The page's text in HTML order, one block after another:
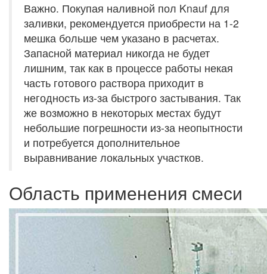
Важно. Покупая наливной пол Knauf для
заливки, рекомендуется приобрести на 1-2
мешка больше чем указано в расчетах.
Запасной материал никогда не будет
лишним, так как в процессе работы некая
часть готового раствора приходит в
негодность из-за быстрого застывания. Так
же возможно в некоторых местах будут
небольшие погрешности из-за неопытности
и потребуется дополнительное
выравнивание локальных участков.
Область применения смеси